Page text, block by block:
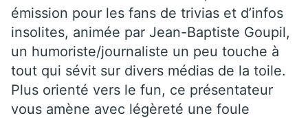
émission pour les fans de trivias et d’infos
insolites, animée par Jean-Baptiste Goupil,
un humoriste/journaliste un peu touche à
tout qui sévit sur divers médias de la toile.
Plus orienté vers le fun, ce présentateur
vous amène avec légèreté une foule